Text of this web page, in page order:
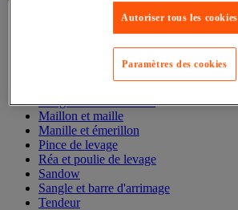
Élingues acier et textile
Maillon et maille
Manille et émerillon
Pince de levage
Réa et poulie de levage
Sandow
Sangle et barre d'arrimage
Tendeur
Autoriser tous les cookies
Paramètres des cookies